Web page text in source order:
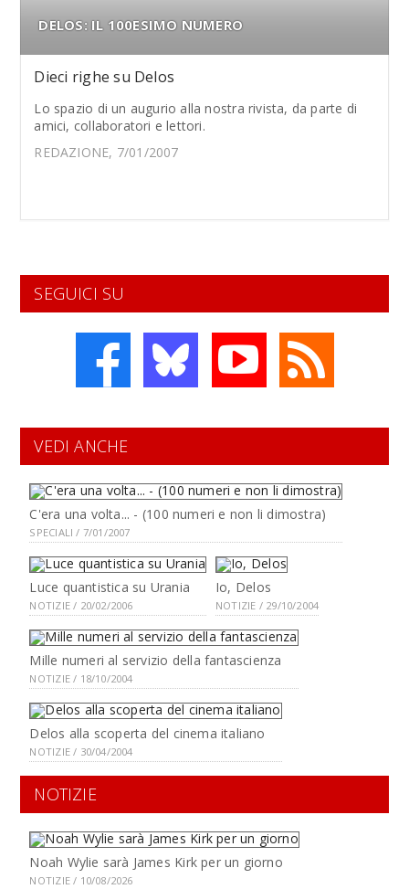
DELOS: IL 100ESIMO NUMERO
Dieci righe su Delos
Lo spazio di un augurio alla nostra rivista, da parte di
amici, collaboratori e lettori.
REDAZIONE, 7/01/2007
SEGUICI SU
VEDI ANCHE
C'era una volta... - (100 numeri e non li dimostra)
SPECIALI / 7/01/2007
Luce quantistica su Urania
NOTIZIE / 20/02/2006
Io, Delos
NOTIZIE / 29/10/2004
Mille numeri al servizio della fantascienza
NOTIZIE / 18/10/2004
Delos alla scoperta del cinema italiano
NOTIZIE / 30/04/2004
NOTIZIE
Noah Wylie sarà James Kirk per un giorno
NOTIZIE / 10/08/2026